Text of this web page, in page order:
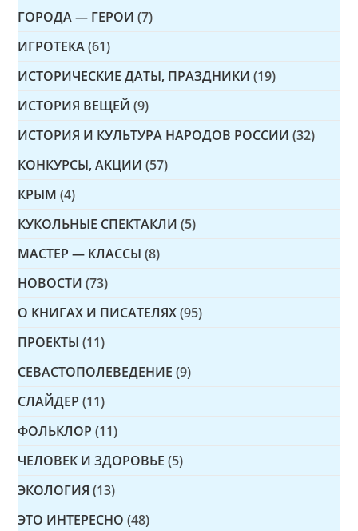
ГОРОДА — ГЕРОИ (7)
ИГРОТЕКА (61)
ИСТОРИЧЕСКИЕ ДАТЫ, ПРАЗДНИКИ (19)
ИСТОРИЯ ВЕЩЕЙ (9)
ИСТОРИЯ И КУЛЬТУРА НАРОДОВ РОССИИ (32)
КОНКУРСЫ, АКЦИИ (57)
КРЫМ (4)
КУКОЛЬНЫЕ СПЕКТАКЛИ (5)
МАСТЕР — КЛАССЫ (8)
НОВОСТИ (73)
О КНИГАХ И ПИСАТЕЛЯХ (95)
ПРОЕКТЫ (11)
СЕВАСТОПОЛЕВЕДЕНИЕ (9)
СЛАЙДЕР (11)
ФОЛЬКЛОР (11)
ЧЕЛОВЕК И ЗДОРОВЬЕ (5)
ЭКОЛОГИЯ (13)
ЭТО ИНТЕРЕСНО (48)